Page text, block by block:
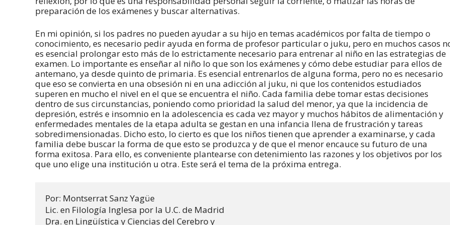
preparación de los exámenes y buscar alternativas.
En mi opinión, si los padres no pueden ayudar a su hijo en temas académicos por falta de tiempo o
conocimiento, es necesario pedir ayuda en forma de profesor particular o juku, pero en muchos casos
es esencial prolongar esto más de lo estrictamente necesario para entrenar al niño en las estrategias de
examen. Lo importante es enseñar al niño lo que son los exámenes y cómo debe estudiar para ellos de
antemano, ya desde quinto de primaria. Es esencial entrenarlos de alguna forma, pero no es necesario
que eso se convierta en una obsesión ni en una adicción al juku, ni que los contenidos estudiados
superen en mucho el nivel en el que se encuentra el niño. Cada familia debe tomar estas decisiones
dentro de sus circunstancias, poniendo como prioridad la salud del menor, ya que la incidencia de
depresión, estrés e insomnio en la adolescencia es cada vez mayor y muchos hábitos de alimentación y
enfermedades mentales de la etapa adulta se gestan en una infancia llena de frustración y tareas
sobredimensionadas. Dicho esto, lo cierto es que los niños tienen que aprender a examinarse, y cada
familia debe buscar la forma de que esto se produzca y de que el menor encauce su futuro de una
forma exitosa. Para ello, es conveniente plantearse con detenimiento las razones y los objetivos por los
que uno elige una institución u otra. Este será el tema de la próxima entrega.
Por: Montserrat Sanz Yagüe
Lic. en Filología Inglesa por la U.C. de Madrid
Dra. en Lingüística y Ciencias del Cerebro y